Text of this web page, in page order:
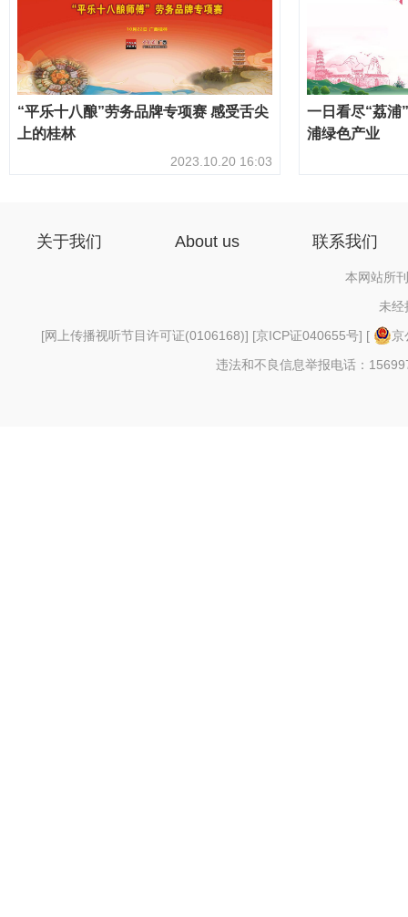
“平乐十八酿”劳务品牌专项赛 感受舌尖
上的桂林
2023.10.20 16:03
一日看尽“荔浦
浦绿色产业
关于我们 About us 联系我们
本网站所
未经
[网上传播视听节目许可证(0106168)] [京ICP证040655号] [
京
违法和不良信息举报电话：